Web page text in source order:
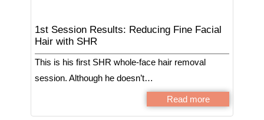
1st Session Results: Reducing Fine Facial
Hair with SHR
This is his first SHR whole-face hair removal
session. Although he doesn’t…
Read more